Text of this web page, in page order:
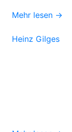
Mehr lesen →
Heinz Gilges